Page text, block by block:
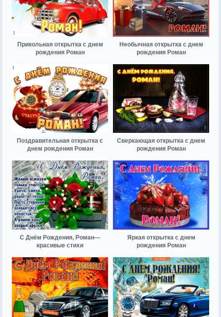
Прикольная открытка с днем
рождения Роман
Необычная открытка с днем
рождения Роман
Поздравительная открытка с
днем рождения Роман
Сверкающая открытка с днем
рождения Роман
С Днём Рождения, Роман—
красивые стихи
Яркая открытка с днем
рождения Роман